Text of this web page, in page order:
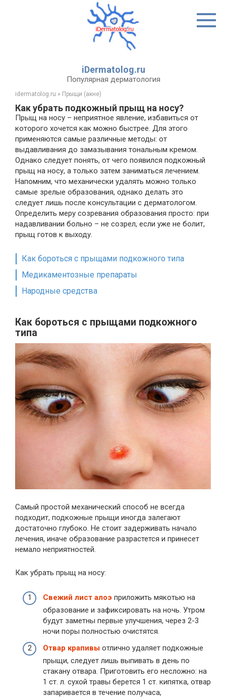
iDermatolog.ru
Популярная дерматология
idermatolog.ru » Прыщи (акне)
Как убрать подкожный прыщ на носу?
Прыщ на носу – неприятное явление, избавиться от
которого хочется как можно быстрее. Для этого
применяются самые различные методы: от
выдавливания до замазывания тональным кремом.
Однако следует понять, от чего появился подкожный
прыщ на носу, а только затем заниматься лечением.
Напомним, что механически удалять можно только
самые зрелые образования, однако делать это
следует лишь после консультации с дерматологом.
Определить меру созревания образования просто: при
надавливании больно – не созрел, если уже не болит,
прыщ готов к выходу.
Как бороться с прыщами подкожного типа
Медикаментозные препараты
Народные средства
Как бороться с прыщами подкожного
типа
Самый простой механический способ не всегда
подходит, подкожные прыщи иногда залегают
достаточно глубоко. Не стоит задерживать начало
лечения, иначе образование разрастется и принесет
немало неприятностей.
Как убрать прыщ на носу:
Свежий лист алоэ приложить мякотью на
образование и зафиксировать на ночь. Утром
будут заметны первые улучшения, через 2-3
ночи поры полностью очистятся.
Отвар крапивы отлично удаляет подкожные
прыщи, следует лишь выпивать в день по
стакану отвара. Приготовить его несложно: на
1 ст. л. сухой травы берется 1 ст. кипятка, отвар
запаривается в течение получаса,